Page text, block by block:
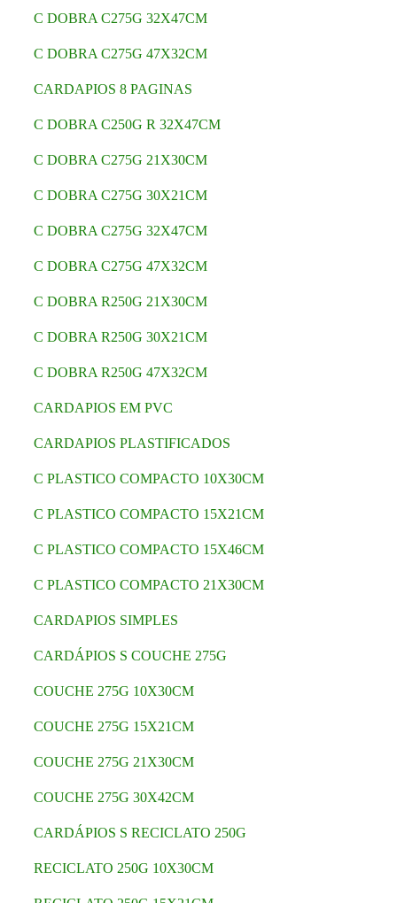
C DOBRA C275G 32X47CM
C DOBRA C275G 47X32CM
CARDAPIOS 8 PAGINAS
C DOBRA C250G R 32X47CM
C DOBRA C275G 21X30CM
C DOBRA C275G 30X21CM
C DOBRA C275G 32X47CM
C DOBRA C275G 47X32CM
C DOBRA R250G 21X30CM
C DOBRA R250G 30X21CM
C DOBRA R250G 47X32CM
CARDAPIOS EM PVC
CARDAPIOS PLASTIFICADOS
C PLASTICO COMPACTO 10X30CM
C PLASTICO COMPACTO 15X21CM
C PLASTICO COMPACTO 15X46CM
C PLASTICO COMPACTO 21X30CM
CARDAPIOS SIMPLES
CARDÁPIOS S COUCHE 275G
COUCHE 275G 10X30CM
COUCHE 275G 15X21CM
COUCHE 275G 21X30CM
COUCHE 275G 30X42CM
CARDÁPIOS S RECICLATO 250G
RECICLATO 250G 10X30CM